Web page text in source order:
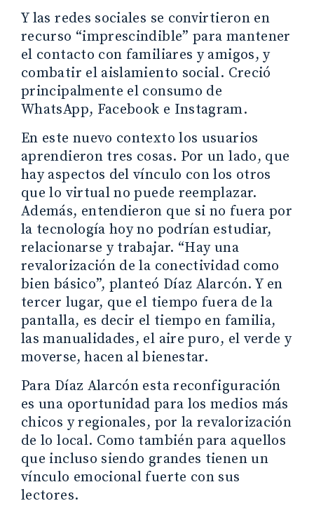
Y las redes sociales se convirtieron en
recurso “imprescindible” para mantener
el contacto con familiares y amigos, y
combatir el aislamiento social. Creció
principalmente el consumo de
WhatsApp, Facebook e Instagram.
En este nuevo contexto los usuarios
aprendieron tres cosas. Por un lado, que
hay aspectos del vínculo con los otros
que lo virtual no puede reemplazar.
Además, entendieron que si no fuera por
la tecnología hoy no podrían estudiar,
relacionarse y trabajar. “Hay una
revalorización de la conectividad como
bien básico”, planteó Díaz Alarcón. Y en
tercer lugar, que el tiempo fuera de la
pantalla, es decir el tiempo en familia,
las manualidades, el aire puro, el verde y
moverse, hacen al bienestar.
Para Díaz Alarcón esta reconfiguración
es una oportunidad para los medios más
chicos y regionales, por la revalorización
de lo local. Como también para aquellos
que incluso siendo grandes tienen un
vínculo emocional fuerte con sus
lectores.